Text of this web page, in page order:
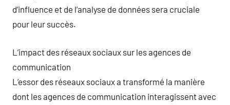
d’influence et de l’analyse de données sera cruciale
pour leur succès.
L’impact des réseaux sociaux sur les agences de
communication
L’essor des réseaux sociaux a transformé la manière
dont les agences de communication interagissent avec